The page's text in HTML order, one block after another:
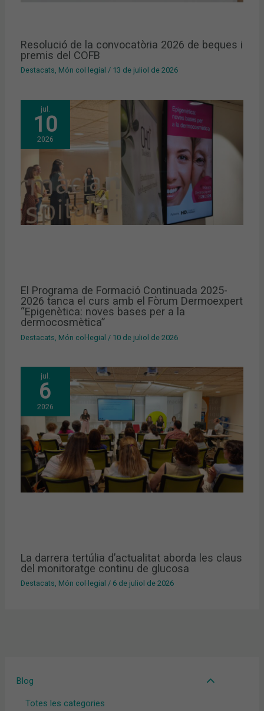
Blog
Totes les categories
Resolució de la convocatòria 2026 de beques i
premis del COFB
Destacats, Món col·legial / 13 de juliol de 2026
jul.
10
2026
El Programa de Formació Continuada 2025-
2026 tanca el curs amb el Fòrum Dermoexpert
“Epigenètica: noves bases per a la
dermocosmètica”
Destacats Món col·legial / 10 de juliol de 2026
jul.
6
2026
La darrera tertúlia d’actualitat aborda les claus
del monitoratge continu de glucosa
Destacats, Món col·legial / 6 de juliol de 2026